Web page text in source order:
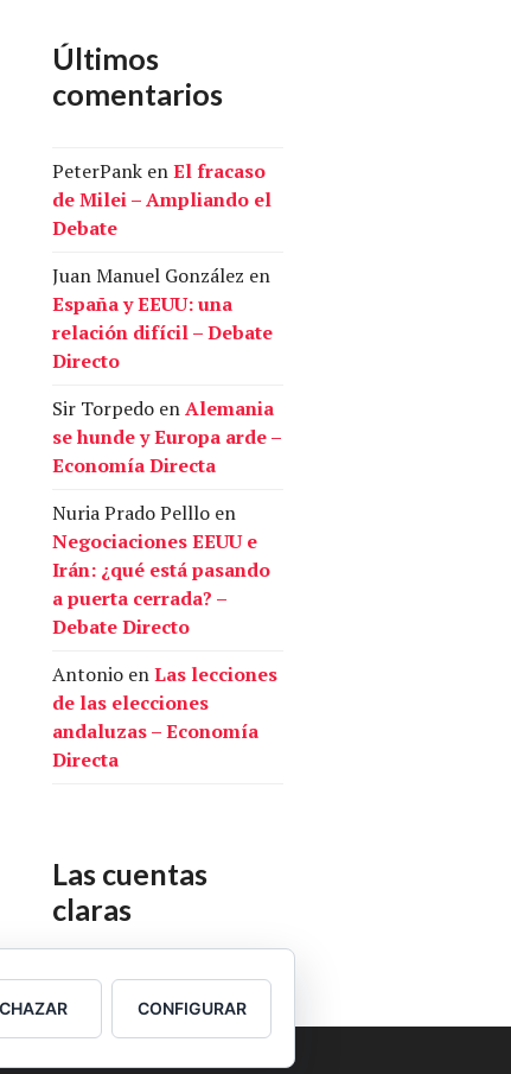
Últimos
comentarios
PeterPank enEl fracaso
de Milei – Ampliando el
Debate
Juan Manuel González en
España y EEUU: una
relación difícil – Debate
Directo
Sir Torpedo enAlemania
se hunde y Europa arde –
Economía Directa
Nuria Prado Pelllo en
Negociaciones EEUU e
Irán: ¿qué está pasando
a puerta cerrada? –
Debate Directo
Antonio enLas lecciones
de las elecciones
andaluzas – Economía
Directa
Las cuentas
claras
Nuestras cuentas
CONFIGURAR